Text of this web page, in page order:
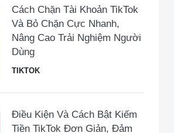
Cách Chặn Tài Khoản TikTok
Và Bỏ Chặn Cực Nhanh,
Nâng Cao Trải Nghiệm Người
Dùng
TIKTOK
Điều Kiện Và Cách Bật Kiếm
Tiền TikTok Đơn Giản, Đảm